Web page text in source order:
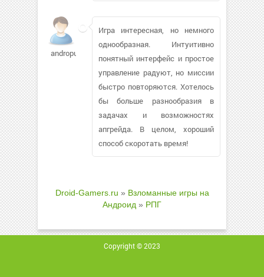
andropus249
Игра интересная, но немного
однообразная. Интуитивно
понятный интерфейс и простое
управление радуют, но миссии
быстро повторяются. Хотелось
бы больше разнообразия в
задачах и возможностях
апгрейда. В целом, хороший
способ скоротать время!
Droid-Gamers.ru » Взломанные игры на
Андроид » РПГ
Copyright © 2023